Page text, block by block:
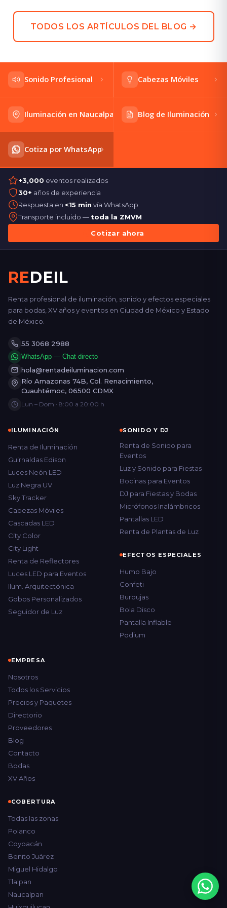
TODOS LOS ARTÍCULOS DEL BLOG →
Sonido Profesional Cabezas Móviles
Iluminación en Naucalpan Blog de Iluminación
Cotiza por WhatsApp
+3,000 eventos realizados
30+ años de experiencia
Respuesta en <15 min vía WhatsApp
Transporte incluido — toda la ZMVM
Cotizar ahora
REDEIL
Renta profesional de iluminación, sonido y efectos especiales
para bodas, XV años y eventos en Ciudad de México y Estado
de México.
55 3068 2988
WhatsApp — Chat directo
hola@rentadeiluminacion.com
Río Amazonas 74B, Col. Renacimiento,
Cuauhtémoc, 06500 CDMX
Lun – Dom · 8:00 a 20:00 h
ILUMINACIÓN
Renta de Iluminación
Guirnaldas Edison
Luces Neón LED
Luz Negra UV
Sky Tracker
Cabezas Móviles
Cascadas LED
City Color
City Light
Renta de Reflectores
Luces LED para Eventos
Ilum. Arquitectónica
Gobos Personalizados
Seguidor de Luz
SONIDO Y DJ
Renta de Sonido para
Eventos
Luz y Sonido para Fiestas
Bocinas para Eventos
DJ para Fiestas y Bodas
Micrófonos Inalámbricos
Pantallas LED
Renta de Plantas de Luz
EFECTOS ESPECIALES
Humo Bajo
Confeti
Burbujas
Bola Disco
Pantalla Inflable
Podium
EMPRESA
Nosotros
Todos los Servicios
Precios y Paquetes
Directorio
Proveedores
Blog
Contacto
Bodas
XV Años
COBERTURA
Todas las zonas
Polanco
Coyoacán
Benito Juárez
Miguel Hidalgo
Tlalpan
Naucalpan